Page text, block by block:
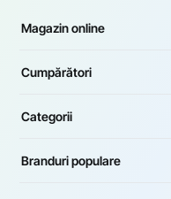
Magazin online
Cumpărători
Categorii
Branduri populare